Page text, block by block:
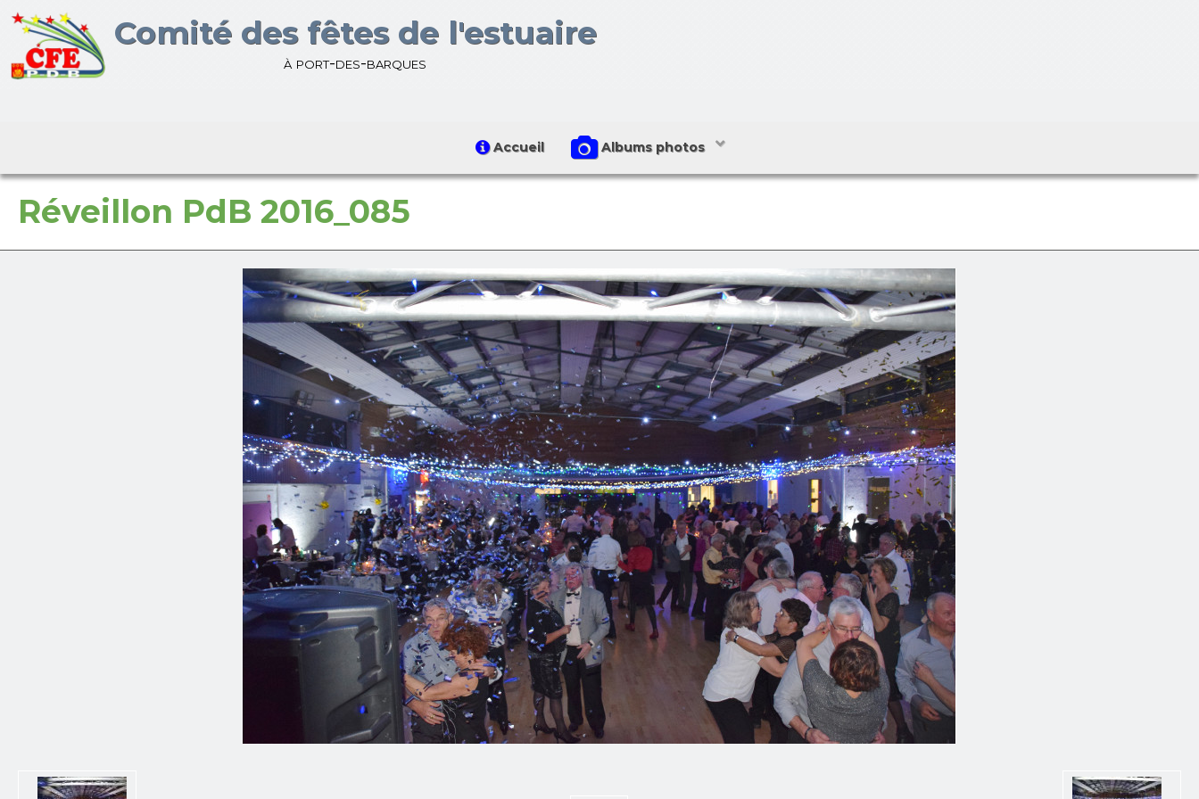
Comité des fêtes de l'estuaire
à port-des-barques
Accueil Albums photos
Réveillon PdB 2016_085